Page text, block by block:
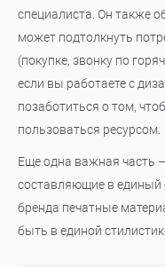
специалиста. Он также
может подтолкнуть
(покупке, звонку по
если вы работаете с
позаботиться о том,
пользоваться ресурсом.
Еще одна важная часть
составляющие в единый
бренда печатные
быть в единой